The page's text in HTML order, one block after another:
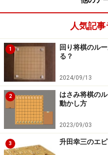
事件は起こった
勝てたら100万円！」とい
とは、すでに紹介した。
王」AWAKE。ドワンゴ社
うアマ棋士を募る。ただ
い。よってスペック(性能
の戦いを控えた電王が、
人気記
1
回り将棋のル
る？
2024/09/13
2
はさみ将棋の
動かし方
2023/09/03
3 升田幸三のエ